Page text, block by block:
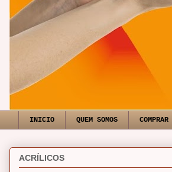
INICIO QUEM SOMOS COMPRAR
ACRÍLICOS